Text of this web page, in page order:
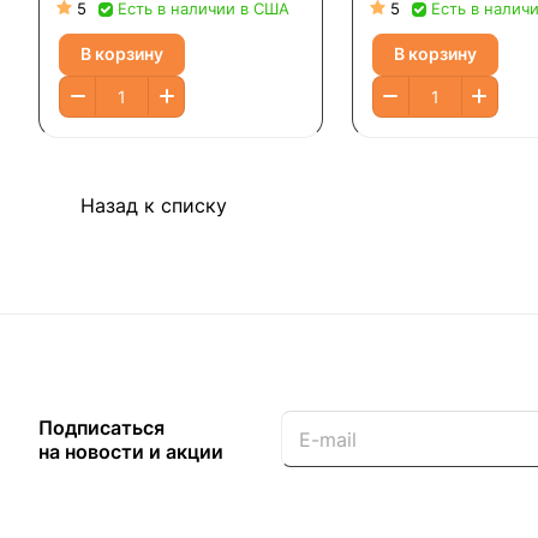
5 Есть в наличии в США
В корзину
капсул
5 Есть в
В корзину
Назад к списку
Подписаться
на новости и акции